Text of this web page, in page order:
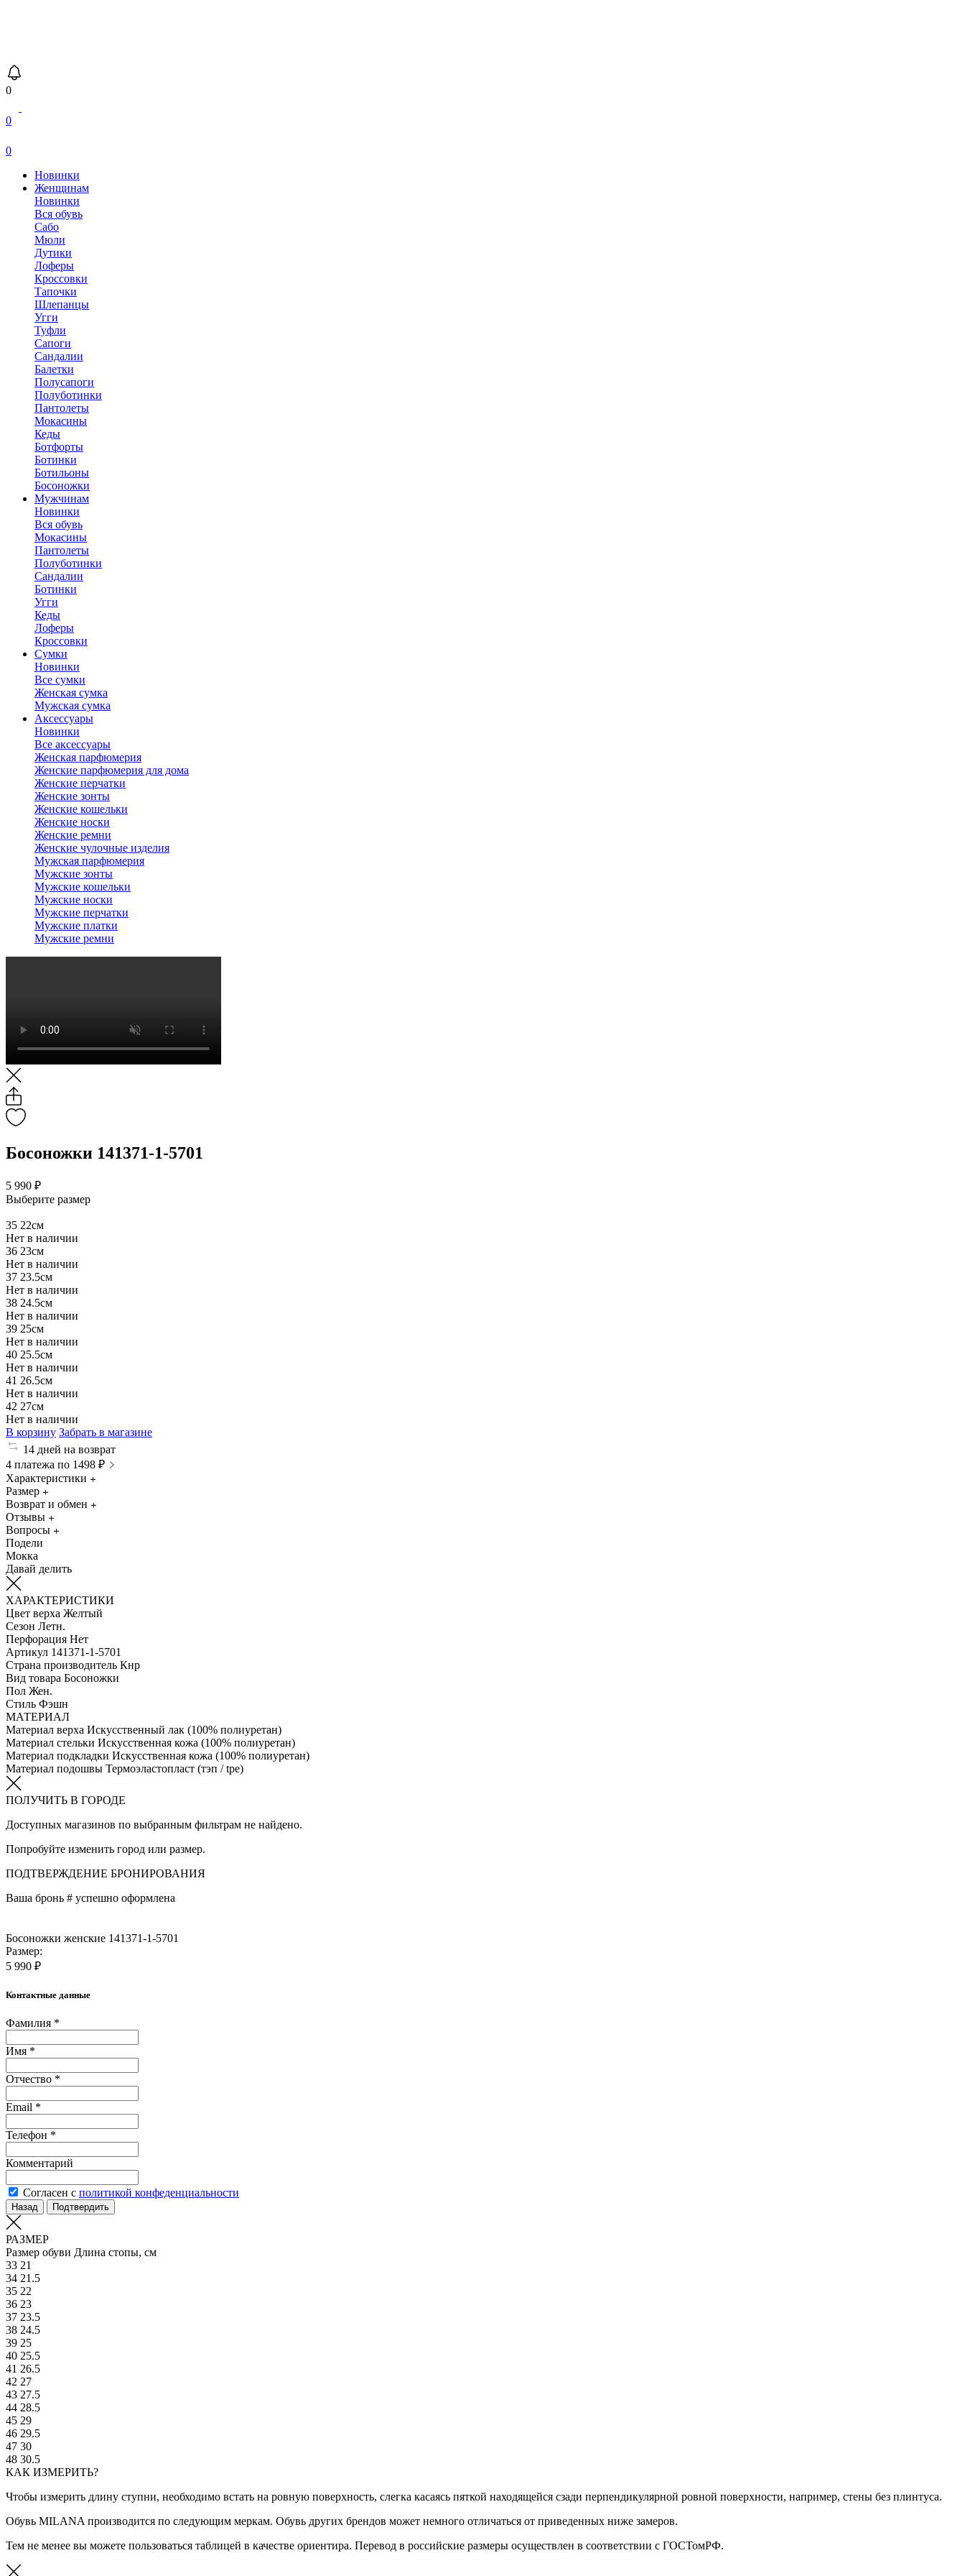
0
0
0
Новинки
Женщинам
Новинки
Вся обувь
Сабо
Мюли
Дутики
Лоферы
Кроссовки
Тапочки
Шлепанцы
Угги
Туфли
Сапоги
Сандалии
Балетки
Полусапоги
Полуботинки
Пантолеты
Мокасины
Кеды
Ботфорты
Ботинки
Ботильоны
Босоножки
Мужчинам
Новинки
Вся обувь
Мокасины
Пантолеты
Полуботинки
Сандалии
Ботинки
Угги
Кеды
Лоферы
Кроссовки
Сумки
Новинки
Все сумки
Женская сумка
Мужская сумка
Аксессуары
Новинки
Все аксессуары
Женская парфюмерия
Женские парфюмерия для дома
Женские перчатки
Женские зонты
Женские кошельки
Женские носки
Женские ремни
Женские чулочные изделия
Мужская парфюмерия
Мужские зонты
Мужские кошельки
Мужские носки
Мужские перчатки
Мужские платки
Мужские ремни
Босоножки 141371-1-5701
5 990 ₽
Выберите размер
35 22см
Нет в наличии
36 23см
Нет в наличии
37 23.5см
Нет в наличии
38 24.5см
Нет в наличии
39 25см
Нет в наличии
40 25.5см
Нет в наличии
41 26.5см
Нет в наличии
42 27см
Нет в наличии
В корзину Забрать в магазине
14 дней на возврат
4 платежа по 1498 ₽
Характеристики
Размер
Возврат и обмен
Отзывы
Вопросы
Подели
Мокка
Давай делить
ХАРАКТЕРИСТИКИ
Цвет верха Желтый
Сезон Летн.
Перфорация Нет
Артикул 141371-1-5701
Страна производитель Кнр
Вид товара Босоножки
Пол Жен.
Стиль Фэшн
МАТЕРИАЛ
Материал верха Искусственный лак (100% полиуретан)
Материал стельки Искусственная кожа (100% полиуретан)
Материал подкладки Искусственная кожа (100% полиуретан)
Материал подошвы Термоэластопласт (тэп / tpe)
ПОЛУЧИТЬ В ГОРОДЕ
Доступных магазинов по выбранным фильтрам не найдено.
Попробуйте изменить город или размер.
ПОДТВЕРЖДЕНИЕ БРОНИРОВАНИЯ
Ваша бронь # успешно оформлена
Босоножки женские 141371-1-5701
Размер:
5 990 ₽
Контактные данные
Фамилия *
Имя *
Отчество *
Email *
Телефон *
Комментарий
Согласен с политикой конфеденциальности
Назад Подтвердить
РАЗМЕР
Размер обуви Длина стопы, см
33 21
34 21.5
35 22
36 23
37 23.5
38 24.5
39 25
40 25.5
41 26.5
42 27
43 27.5
44 28.5
45 29
46 29.5
47 30
48 30.5
КАК ИЗМЕРИТЬ?
Чтобы измерить длину ступни, необходимо встать на ровную поверхность, слегка касаясь пяткой находящейся сзади перпендикулярной ровной поверхности, например, стены без плинтуса.
Обувь MILANA производится по следующим меркам. Обувь других брендов может немного отличаться от приведенных ниже замеров.
Тем не менее вы можете пользоваться таблицей в качестве ориентира. Перевод в российские размеры осуществлен в соответствии с ГОСТомРФ.